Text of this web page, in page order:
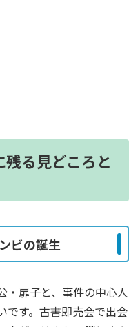
る見どころと
ビの誕生
・扉子と、事件の中心人
です。古書即売会で出会